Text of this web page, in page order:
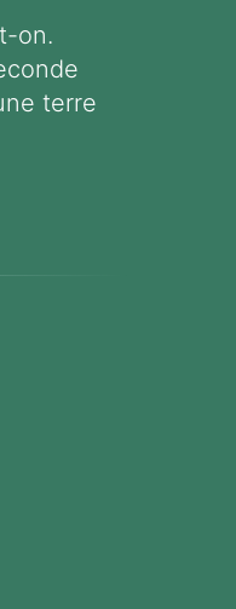
on.
terre